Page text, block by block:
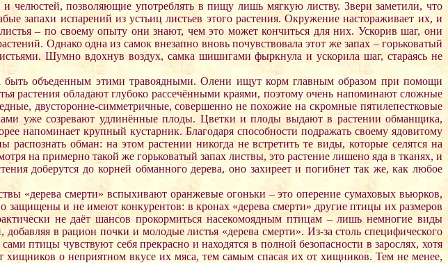
челюстей, позволяющие употреблять в пищу лишь мягкую листву. Звери заметили, что
запахи испарений из устьиц листьев этого растения. Окружение настораживает их, и
– по своему опыту они знают, чем это может кончиться для них. Ускорив шаг, они
Однако одна из самок внезапно вновь почувствовала этот же запах – горьковатый
Шумно вдохнув воздух, самка шишигами фыркнула и ускорила шаг, стараясь не
быть объеденным этими травоядными. Олени ищут корм главным образом при помощи
растения обладают глубоко рассечёнными краями, поэтому очень напоминают сложные
двусторонне-симметричные, совершенно не похожие на скромные пятилепестковые
уже созревают удлинённые плоды. Цветки и плоды выдают в растении обманщика,
напоминает крупный кустарник. Благодаря способности подражать своему ядовитому
обман: на этом растении никогда не встретить те виды, которые селятся на
на примерно такой же горьковатый запах листвы, это растение лишено яда в тканях, и
доберутся до корней обманного дерева, оно захиреет и погибнет так же, как любое
«дерева смерти» вспыхивают оранжевые огоньки – это оперение сумаховых вьюрков,
и не имеют конкурентов: в кронах «дерева смерти» другие птицы их размеров
не даёт шансов прокормиться насекомоядным птицам – лишь немногие виды
в рацион почки и молодые листья «дерева смерти». Из-за столь специфического
птицы чувствуют себя прекрасно и находятся в полной безопасности в зарослях, хотя
о неприятном вкусе их мяса, тем самым спасая их от хищников. Тем не менее,